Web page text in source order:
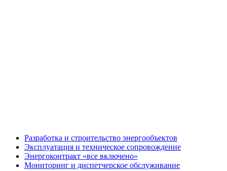
Разработка и строительство энергообъектов
Эксплуатация и техническое сопровождение
Энергоконтракт «все включено»
Мониторинг и диспетчерское обслуживание